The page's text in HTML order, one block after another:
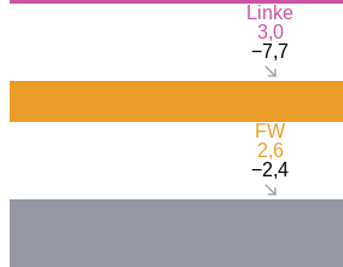
Linke
3,0
−7,7
FW
2,6
−2,4